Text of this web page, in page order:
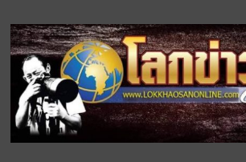
to
content